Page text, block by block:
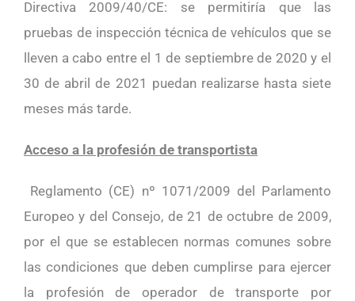
Directiva 2009/40/CE: se permitiría que las
pruebas de inspección técnica de vehículos que se
lleven a cabo entre el 1 de septiembre de 2020 y el
30 de abril de 2021 puedan realizarse hasta siete
meses más tarde.
Acceso a la profesión de transportista
Reglamento (CE) nº 1071/2009 del Parlamento
Europeo y del Consejo, de 21 de octubre de 2009,
por el que se establecen normas comunes sobre
las condiciones que deben cumplirse para ejercer
la profesión de operador de transporte por